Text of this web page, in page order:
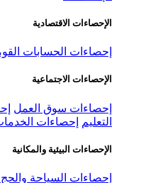
الإحصاءات الاقتصادية
إحصاءات الحسابات
الإحصاءات الاجتماعية
إحصاءات سوق العمل
التعليم
إحصاءات
الإحصاءات البيئية والمكانية
إحصاءات السياحة